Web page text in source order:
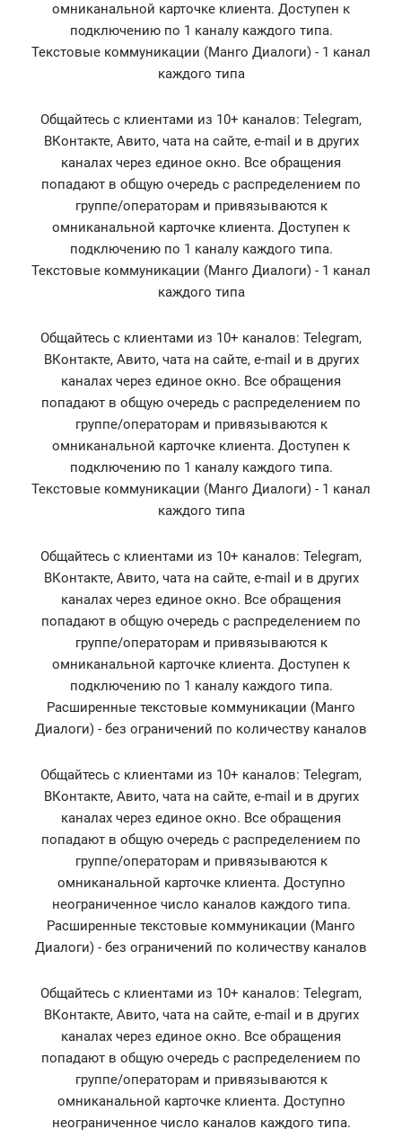
омниканальной карточке клиента. Доступен к
подключению по 1 каналу каждого типа.
Текстовые коммуникации (Манго Диалоги) - 1 канал
каждого типа
Общайтесь с клиентами из 10+ каналов: Telegram,
ВКонтакте, Авито, чата на сайте, e-mail и в других
каналах через единое окно. Все обращения
попадают в общую очередь с распределением по
группе/операторам и привязываются к
омниканальной карточке клиента. Доступен к
подключению по 1 каналу каждого типа.
Текстовые коммуникации (Манго Диалоги) - 1 канал
каждого типа
Общайтесь с клиентами из 10+ каналов: Telegram,
ВКонтакте, Авито, чата на сайте, e-mail и в других
каналах через единое окно. Все обращения
попадают в общую очередь с распределением по
группе/операторам и привязываются к
омниканальной карточке клиента. Доступен к
подключению по 1 каналу каждого типа.
Текстовые коммуникации (Манго Диалоги) - 1 канал
каждого типа
Общайтесь с клиентами из 10+ каналов: Telegram,
ВКонтакте, Авито, чата на сайте, e-mail и в других
каналах через единое окно. Все обращения
попадают в общую очередь с распределением по
группе/операторам и привязываются к
омниканальной карточке клиента. Доступен к
подключению по 1 каналу каждого типа.
Расширенные текстовые коммуникации (Манго
Диалоги) - без ограничений по количеству каналов
Общайтесь с клиентами из 10+ каналов: Telegram,
ВКонтакте, Авито, чата на сайте, e-mail и в других
каналах через единое окно. Все обращения
попадают в общую очередь с распределением по
группе/операторам и привязываются к
омниканальной карточке клиента. Доступно
неограниченное число каналов каждого типа.
Расширенные текстовые коммуникации (Манго
Диалоги) - без ограничений по количеству каналов
Общайтесь с клиентами из 10+ каналов: Telegram,
ВКонтакте, Авито, чата на сайте, e-mail и в других
каналах через единое окно. Все обращения
попадают в общую очередь с распределением по
группе/операторам и привязываются к
омниканальной карточке клиента. Доступно
неограниченное число каналов каждого типа.